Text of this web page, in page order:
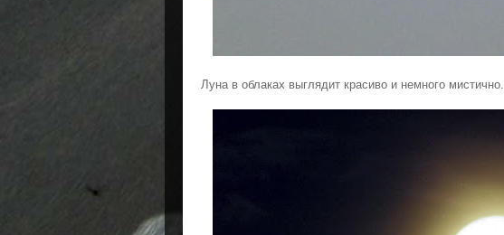
Луна в облаках выглядит красиво и немного мистично.